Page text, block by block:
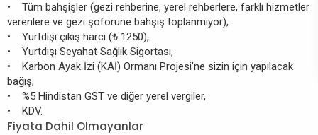
• Tüm bahşişler (gezi rehberine, yerel rehberlere, farklı hizmetler
verenlere ve gezi şoförüne bahşiş toplanmıyor),
• Yurtdışı çıkış harcı (₺ 1250),
• Yurtdışı Seyahat Sağlık Sigortası,
• Karbon Ayak İzi (KAİ) Ormanı Projesi’ne sizin için yapılacak
bağış,
• %5 Hindistan GST ve diğer yerel vergiler,
• KDV.
Fiyata Dahil Olmayanlar